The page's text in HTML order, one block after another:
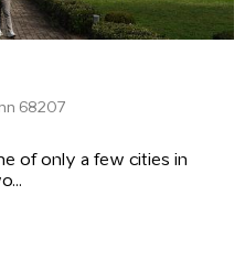
68207
of only a few cities in